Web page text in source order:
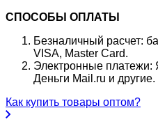
СПОСОБЫ ОПЛАТЫ
Безналичный расчет:
VISA, Master Card.
Электронные платежи:
Деньги Mail.ru и другие.
Как купить товары оптом?